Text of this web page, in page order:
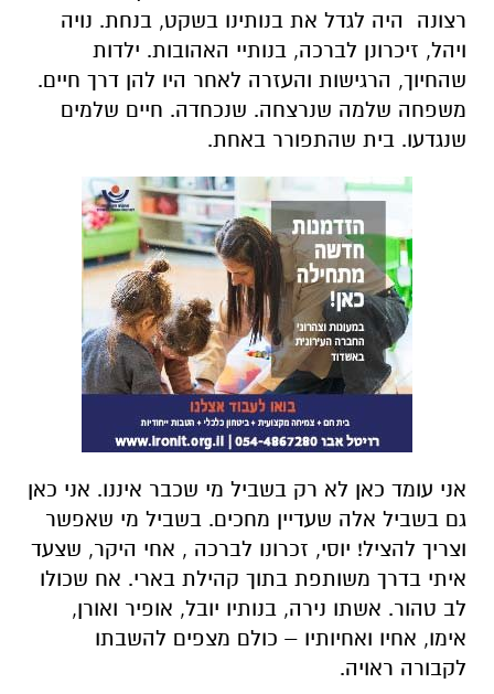
רצונה היה לגדל את בנותינו בשקט, בנחת. נויה
ויהל, זיכרונן לברכה, בנותיי האהובות. ילדות
שהחיוך, הרגישות והעזרה לאחר היו להן דרך חיים.
משפחה שלמה שנרצחה. שנכחדה. חיים שלמים
שנגדעו. בית שהתפורר באחת.
אני עומד כאן לא רק בשביל מי שכבר איננו. אני כאן
גם בשביל אלה שעדיין מחכים. בשביל מי שאפשר
וצריך להציל! יוסי, זכרונו לברכה , אחי היקר, שצעד
איתי בדרך משותפת בתוך קהילת בארי. אח שכולו
לב טהור. אשתו נירה, בנותיו יובל, אופיר ואורן,
אימו, אחיו ואחיותיו – כולם מצפים להשבתו
לקבורה ראויה.